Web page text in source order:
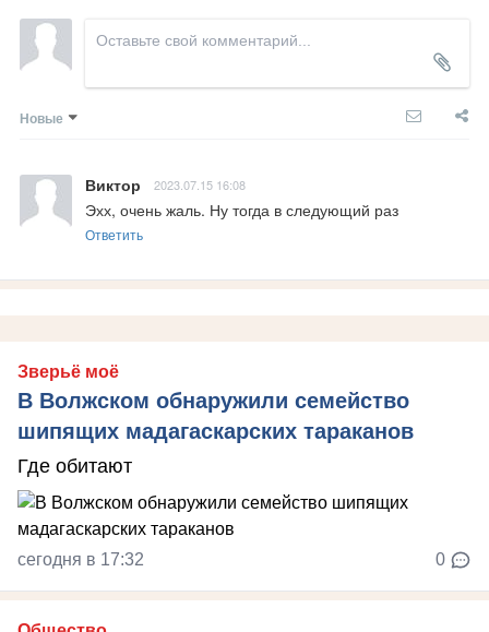
Новые
Виктор 2023.07.15 16:08
Эхх, очень жаль. Ну тогда в следующий раз
Ответить
Зверьё моё
В Волжском обнаружили семейство
шипящих мадагаскарских тараканов
Где обитают
сегодня в 17:32 0